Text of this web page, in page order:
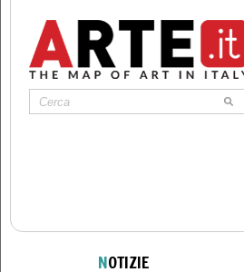
NOTIZIE